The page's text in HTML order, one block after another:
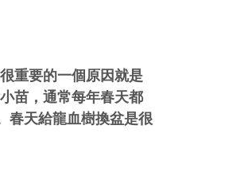
重要的一個原因就是
苗，通常每年春天都
春天給龍血樹換盆是很